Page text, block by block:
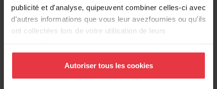
publicité et d'analyse, quipeuvent combiner celles-ci avec
d'autres informations que vous leur avezfournies ou qu'ils
ont collectées lors de votre utilisation de leurs
continuez à utiliser notre site Web.
Autoriser tous les cookies
Informations supplémentaires
Téléchargements